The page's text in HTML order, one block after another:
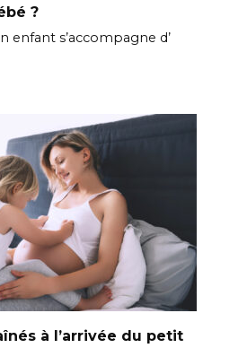
?
enfant s’accompagne d’
à l’arrivée du petit